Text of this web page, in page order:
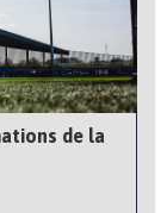
de la